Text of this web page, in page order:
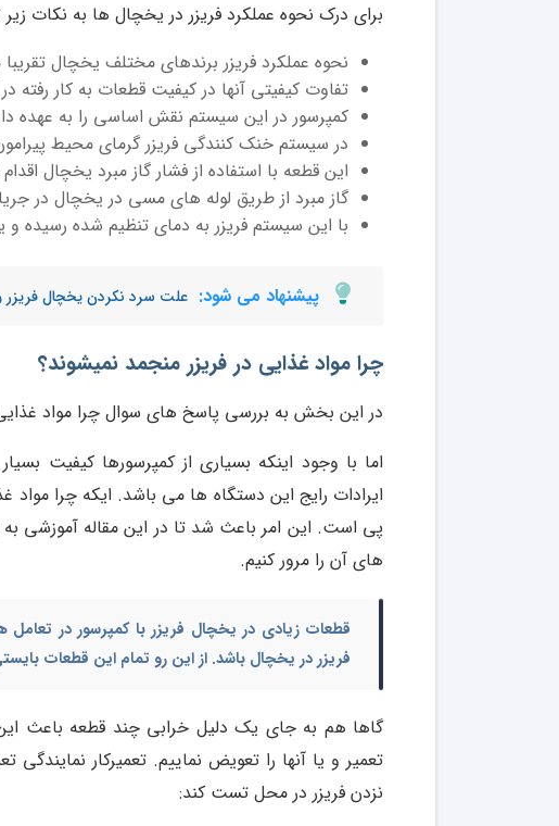
برای درک نحوه عملکرد فریزر در یخچال ها به نکات زیر
نحوه عملکرد فریزر برندهای مختلف یخچال
تفاوت کیفیتی آنها در کیفیت قطعات به کار رفته
کمپرسور در این سیستم نقش اساسی را به عهده
در سیستم خنک کنندگی فریزر گرمای محیط
این قطعه با استفاده از فشار گاز مبرد یخچال
گاز مبرد از طریق لوله های مسی در یخچال در
با این سیستم فریزر به دمای تنظیم شده رسیده
پیشنهاد می شود: علت سرد نکردن یخچال فریزر
چرا مواد غذایی در فریزر منجمد نمیشوند؟
در این بخش به بررسی پاسخ های سوال چرا مواد
اما با وجود اینکه بسیاری از کمپرسورها کیفیت
ایرادات رایج این دستگاه ها می باشد. ایکه چرا مواد
پی است. این امر باعث شد تا در این مقاله آموزشی
های آن را مرور کنیم.
قطعات زیادی در یخچال فریزر با کمپرسور در
فریزر در یخچال باشد. از این رو تمام این قطعات
گاها هم به جای یک دلیل خرابی چند قطعه باعث
تعمیر و یا آنها را تعویض نماییم. تعمیرکار
نزدن فریزر در محل تست کند: